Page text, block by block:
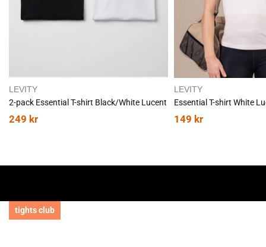
LEVITY
2-pack Essential T-shirt Black/White Lucent
249 kr
LEVITY
Essential T-shirt White
149 kr
tights club